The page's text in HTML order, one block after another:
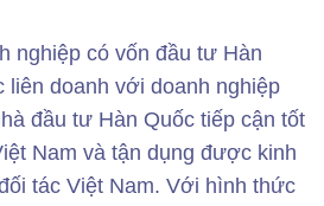
nghiệp có vốn đầu tư Hàn
liên doanh với doanh nghiệp
đầu tư Hàn Quốc tiếp cận tốt
Nam và tận dụng được kinh
tác Việt Nam. Với hình thức